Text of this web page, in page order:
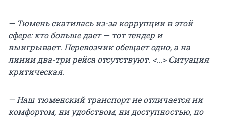
— Тюмень скатилась из-за коррупции в этой
сфере: кто больше дает — тот тендер и
выигрывает. Перевозчик обещает одно, а на
линии два-три рейса отсутствуют. <...> Ситуация
критическая.
— Наш тюменский транспорт не отличается ни
комфортом, ни удобством, ни доступностью, по